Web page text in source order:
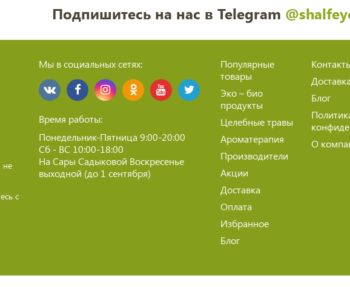
Подпишитесь на нас в Telegram
не
с
Мы в социальных сетях:
Время работы:
Понедельник-Пятница 9:00-20:00
Сб - ВС 10:00-18:00
На Сары Садыковой Воскресенье
выходной (до 1 сентября)
Популярные
товары
Эко – био
продукты
Целебные травы
Ароматерапия
Производители
Акции
Доставка
Оплата
Избранное
Блог
Доставка
Блог
О